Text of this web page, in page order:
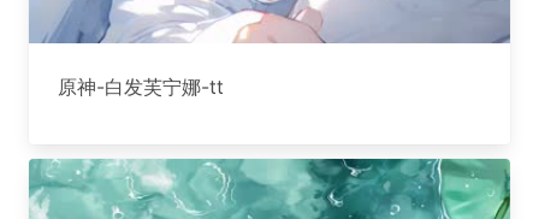
原神-白发芙宁娜-tt